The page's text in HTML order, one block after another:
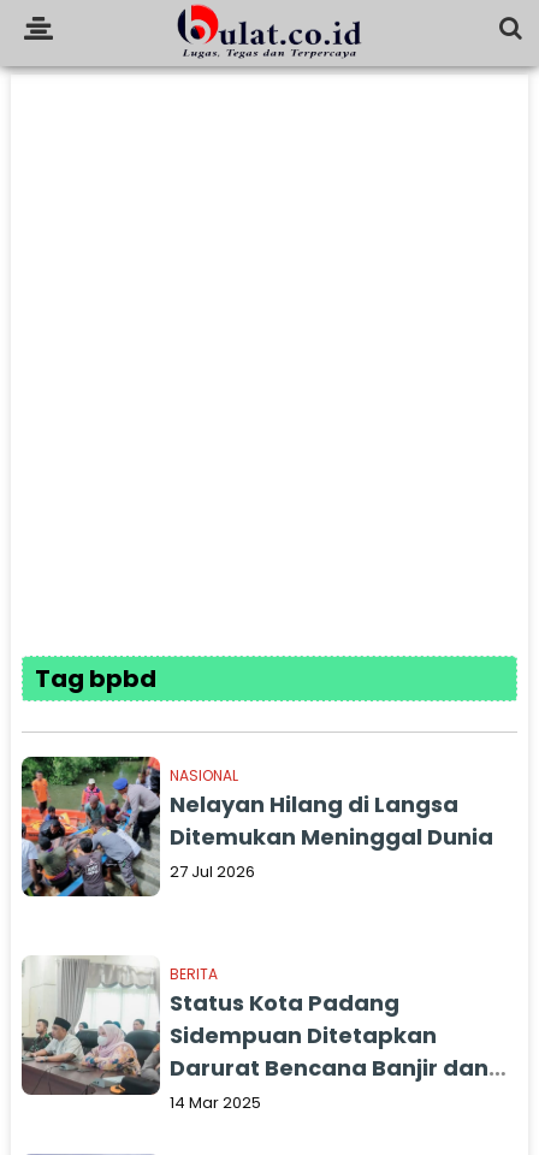
Tag bpbd
NASIONAL
Nelayan Hilang di Langsa
Ditemukan Meninggal Dunia
27 Jul 2026
BERITA
Status Kota Padang
Sidempuan Ditetapkan
Darurat Bencana Banjir dan
Tanah Longsor
14 Mar 2025